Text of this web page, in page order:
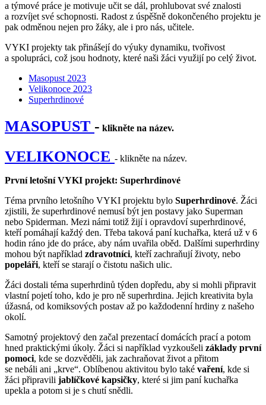
a týmové práce je motivuje učit se dál, prohlubovat své znalosti
a rozvíjet své schopnosti. Radost z úspěšně dokončeného projektu je
pak odměnou nejen pro žáky, ale i pro nás, učitele.
VYKI projekty tak přinášejí do výuky dynamiku, tvořivost
a spolupráci, což jsou hodnoty, které naši žáci využijí po celý život.
Masopust 2023
Velikonoce 2023
Superhrdinové
MASOPUST - klikněte na název.
VELIKONOCE - klikněte na název.
První letošní VYKI projekt: Superhrdinové
Téma prvního letošního VYKI projektu bylo Superhrdinové. Žáci
zjistili, že superhrdinové nemusí být jen postavy jako Superman
nebo Spiderman. Mezi námi totiž žijí i opravdoví superhrdinové,
kteří pomáhají každý den. Třeba taková paní kuchařka, která už v 6
hodin ráno jde do práce, aby nám uvařila oběd. Dalšími superhrdiny
mohou být například zdravotníci, kteří zachraňují životy, nebo
popeláři, kteří se starají o čistotu našich ulic.
Žáci dostali téma superhrdinů týden dopředu, aby si mohli připravit
vlastní pojetí toho, kdo je pro ně superhrdina. Jejich kreativita byla
úžasná, od komiksových postav až po každodenní hrdiny z našeho
okolí.
Samotný projektový den začal prezentací domácích prací a potom
hned praktickými úkoly. Žáci si například vyzkoušeli základy první
pomoci, kde se dozvěděli, jak zachraňovat život a přitom
se nebáli ani „krve“. Oblíbenou aktivitou bylo také vaření, kde si
žáci připravili jablíčkové kapsičky, které si jim paní kuchařka
upekla a potom si je s chutí snědli.